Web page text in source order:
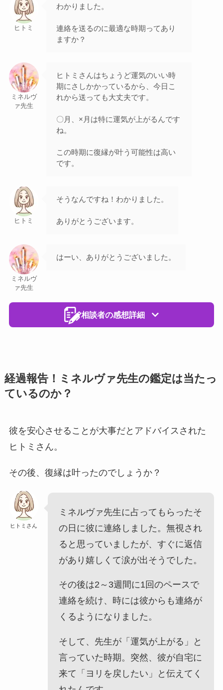
ヒトミ
わかりました。
連絡を送るのに最適な時期ってあり
ますか？
ミネルヴ
ァ先生
ヒトミさんはちょうど運気のいい時
期にさしかかっているから、今日こ
れから送っても大丈夫です。
〇月、×月は特に運気が上がるんです
ね。
この時期に復縁が叶う可能性は高い
です。
ヒトミ
そうなんですね！わかりました。
ありがとうございます。
ミネルヴ
ァ先生
はーい、ありがとうございました。
相談者の感想詳細
経過報告！ミネルヴァ先生の鑑定は当たっ
ているのか？
彼を安心させることが大事だとアドバイスされた
ヒトミさん。
その後、復縁は叶ったのでしょうか？
ヒトミさん
ミネルヴァ先生に占ってもらったそ
の日に彼に連絡しました。無視され
ると思っていましたが、すぐに返信
があり嬉しくて涙が出そうでした。
その後は2～3週間に1回のペースで
連絡を続け、時には彼からも連絡が
くるようになりました。
そして、先生が「運気が上がる」と
言っていた時期。突然、彼が自宅に
来て「ヨリを戻したい」と伝えてく